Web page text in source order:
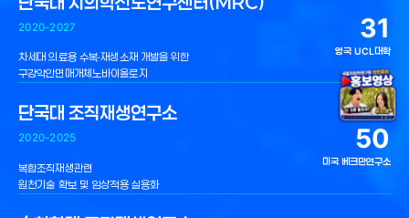
2020-2027
차세대 의료용 수복·재생소재 개발을 위한
구강악안면매개체노바이올로지
31
영국 UCL대학
단국대 조직재생연구소
2020-2025
복합조직재생관련
원천기술 확보 및 임상적용 실용화
50
미국 베크만연구소